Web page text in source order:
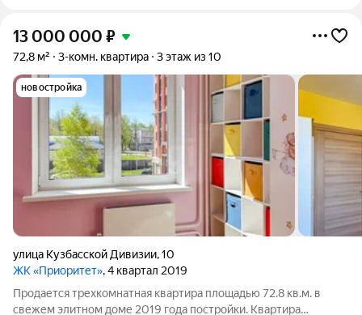
13 000 000 ₽
72,8 м² 3-комн. квартира 3 этаж из 10
новостройка
улица Кузбасской Дивизии,10
ЖК «Приоритет», 4 квартал 2019
Продается трехкомнатная квартира площадью 72.8 кв.м. в
свежем элитном доме 2019 года постройки. Квартира